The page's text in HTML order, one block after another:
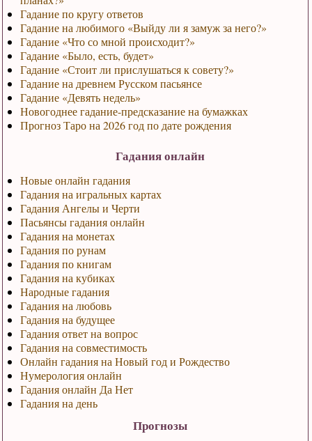
Гадание по кругу ответов
Гадание на любимого «Выйду ли я замуж за него?»
Гадание «Что со мной происходит?»
Гадание «Было, есть, будет»
Гадание «Стоит ли прислушаться к совету?»
Гадание на древнем Русском пасьянсе
Гадание «Девять недель»
Новогоднее гадание-предсказание на бумажках
Прогноз Таро на 2026 год по дате рождения
Гадания онлайн
Новые онлайн гадания
Гадания на игральных картах
Гадания Ангелы и Черти
Пасьянсы гадания онлайн
Гадания на монетах
Гадания по рунам
Гадания по книгам
Гадания на кубиках
Народные гадания
Гадания на любовь
Гадания на будущее
Гадания ответ на вопрос
Гадания на совместимость
Онлайн гадания на Новый год и Рождество
Нумерология онлайн
Гадания онлайн Да Нет
Гадания на день
Прогнозы